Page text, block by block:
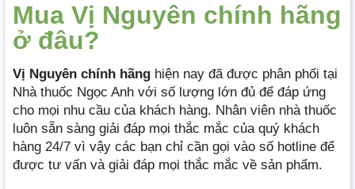
Mua Vị Nguyên chính hãng
ở đâu?
Vị Nguyên chính hãng hiện nay đã được phân phối tại
Nhà thuốc Ngọc Anh với số lượng lớn đủ để đáp ứng
cho mọi nhu cầu của khách hàng. Nhân viên nhà thuốc
luôn sẵn sàng giải đáp mọi thắc mắc của quý khách
hàng 24/7 vì vậy các bạn chỉ cần gọi vào số hotline để
được tư vấn và giải đáp mọi thắc mắc về sản phẩm.